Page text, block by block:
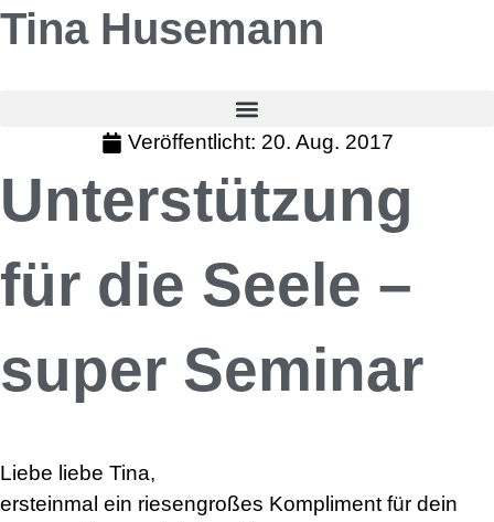
Tina Husemann
Veröffentlicht: 20. Aug. 2017
Unterstützung
für die Seele –
super Seminar
Liebe liebe Tina,
ersteinmal ein riesengroßes Kompliment für dein